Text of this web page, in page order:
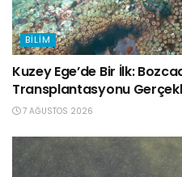
BILIM
Kuzey Ege’de Bir İlk:
Transplantasyonu
7 AĞUSTOS 2026